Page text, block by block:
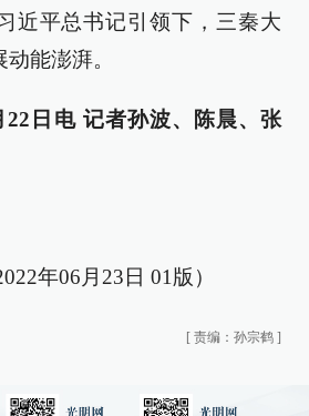
近平总书记引领下，三秦大
能澎湃。
22日电 记者孙波、陈晨、张
年06月23日 01版）
[ 责编：孙宗鹤 ]